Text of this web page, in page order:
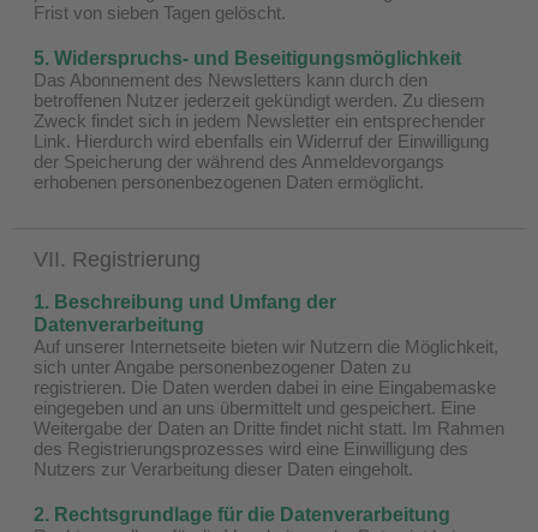
Frist von sieben Tagen gelöscht.
5. Widerspruchs- und Beseitigungsmöglichkeit
Das Abonnement des Newsletters kann durch den
betroffenen Nutzer jederzeit gekündigt werden. Zu diesem
Zweck findet sich in jedem Newsletter ein entsprechender
Link. Hierdurch wird ebenfalls ein Widerruf der Einwilligung
der Speicherung der während des Anmeldevorgangs
erhobenen personenbezogenen Daten ermöglicht.
VII. Registrierung
1. Beschreibung und Umfang der
Datenverarbeitung
Auf unserer Internetseite bieten wir Nutzern die Möglichkeit,
sich unter Angabe personenbezogener Daten zu
registrieren. Die Daten werden dabei in eine Eingabemaske
eingegeben und an uns übermittelt und gespeichert. Eine
Weitergabe der Daten an Dritte findet nicht statt. Im Rahmen
des Registrierungsprozesses wird eine Einwilligung des
Nutzers zur Verarbeitung dieser Daten eingeholt.
2. Rechtsgrundlage für die Datenverarbeitung